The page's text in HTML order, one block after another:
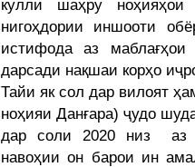
кулли шаҳру
нигоҳдории иншооти
истифода аз
дарсади нақшаи корҳо
Тайи як сол дар вилоят
ноҳияи Данғара) ҷудо
дар соли 2020 низ аз
навоҳии он барои ин